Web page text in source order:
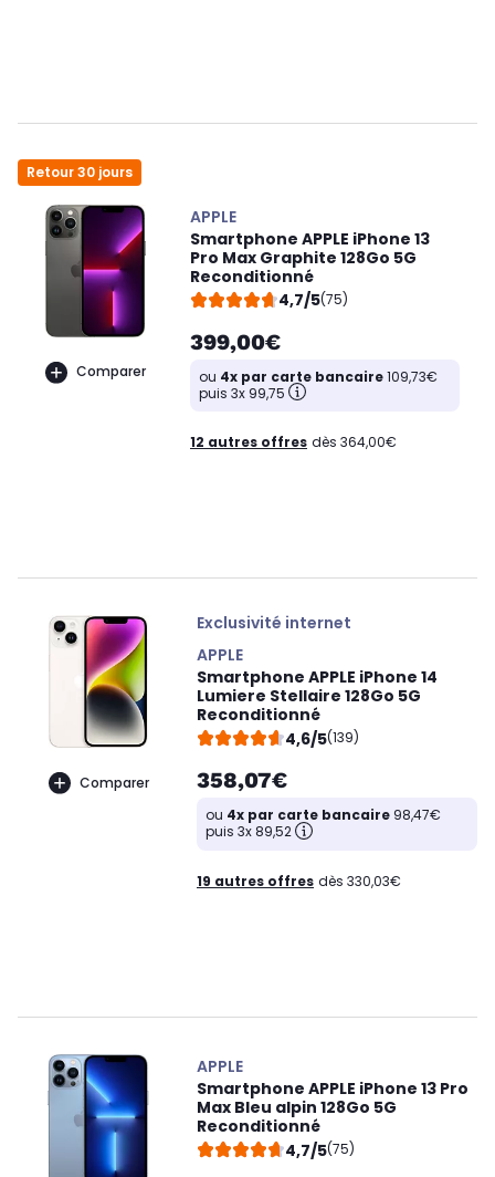
Retour 30 jours
Comparer
APPLE
Smartphone APPLE iPhone 13
Pro Max Graphite 128Go 5G
Reconditionné
4,7/5(75)
399,00€
ou 4x par carte bancaire109,73€
puis 3x 99,75
12 autres offres dès 364,00€
Comparer
Exclusivité internet
APPLE
Smartphone APPLE iPhone 14
Lumiere Stellaire 128Go 5G
Reconditionné
4,6/5(139)
358,07€
ou 4x par carte bancaire 98,47€
puis 3x 89,52
19 autres offres dès 330,03€
APPLE
Smartphone APPLE iPhone 13 Pro
Max Bleu alpin 128Go 5G
Reconditionné
4,7/5(75)